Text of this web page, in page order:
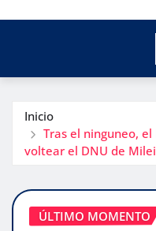
Inicio
Tras el ninguneo,
voltear el DNU de
ÚLTIMO MOMENTO